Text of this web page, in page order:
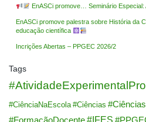
EnASCi promove… Seminário Especial:
EnASCi promove palestra sobre História da
educação científica
Incrições Abertas – PPGEC 2026/2
Tags
#CiênciaNaEscola #Ciências
#IFES